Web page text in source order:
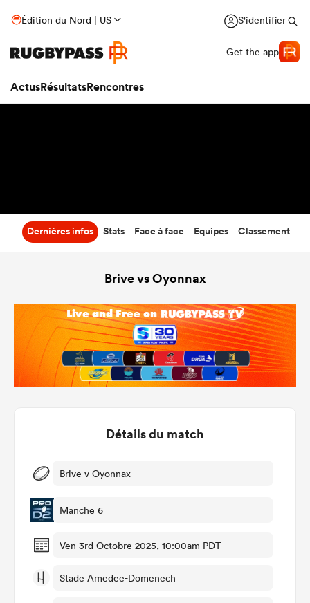
Édition du Nord | US S'identifier
Get the app
ActusRésultatsRencontres
Dernières infos Stats Face à face Equipes Classement
Brive vs Oyonnax
Détails du match
Brive v Oyonnax
Manche 6
Ven 3rd Octobre 2025, 10:00am PDT
Stade Amedee-Domenech